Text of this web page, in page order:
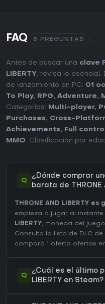
FAQ 8 PREGUNTAS
Antes de buscar una clave
LIBERTY, revisa lo esencial.
de lanzamiento en PC: 01
To Play, RPG, Adventure,
Categorías:
Multi-player,
Purchases, Cross-
Achievements, Full
MMO. Clasificación por
Q
¿Dónde comprar
barata de THRONE
THRONE AND LIBERTY es
empieza a jugar al
LIBERTY, moneda del
Consulta la lista de DLC de
compara 1 oferta ofertas
Q
¿Cuál es el último
LIBERTY en Steam?